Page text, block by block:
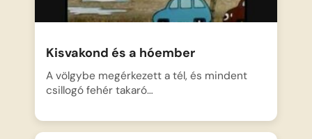
Kisvakond és a hóember
A völgybe megérkezett a tél, és mindent
csillogó fehér takaró…